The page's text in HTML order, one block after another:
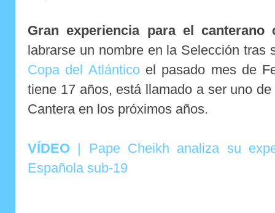
Gran experiencia para el canterano
labrarse un nombre en la Selección tras
Copa del Atlánticoel pasado mes de
tiene 17 años, está llamado a ser uno
Cantera en los próximos años.
VÍDEO | Pape Cheikh analiza su
Española sub-19